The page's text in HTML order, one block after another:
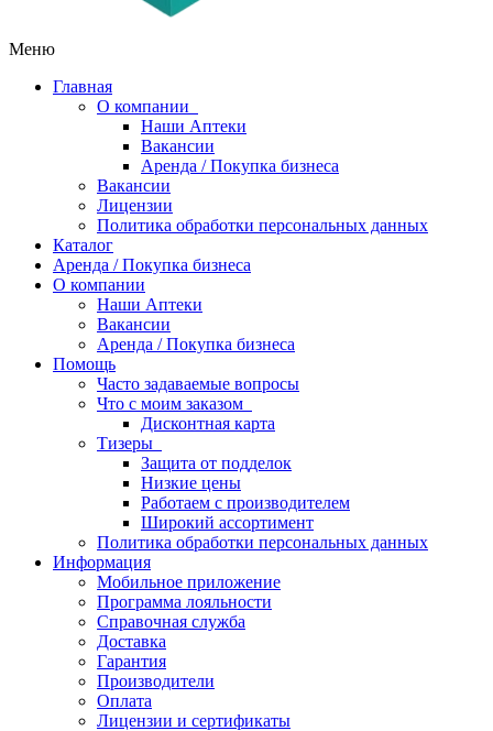
Меню
Главная
О компании
Наши Аптеки
Вакансии
Аренда / Покупка бизнеса
Вакансии
Лицензии
Политика обработки персональных данных
Каталог
Аренда / Покупка бизнеса
О компании
Наши Аптеки
Вакансии
Аренда / Покупка бизнеса
Помощь
Часто задаваемые вопросы
Что с моим заказом
Дисконтная карта
Тизеры
Защита от подделок
Низкие цены
Работаем с производителем
Широкий ассортимент
Политика обработки персональных данных
Информация
Мобильное приложение
Программа лояльности
Справочная служба
Доставка
Гарантия
Производители
Оплата
Лицензии и сертификаты